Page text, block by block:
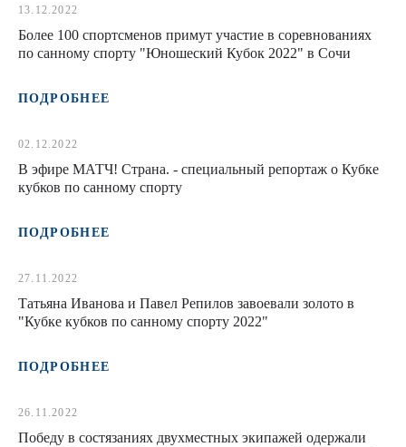
13.12.2022
Более 100 спортсменов примут участие в соревнованиях
по санному спорту "Юношеский Кубок 2022" в Сочи
ПОДРОБНЕЕ
02.12.2022
В эфире МАТЧ! Страна. - специальный репортаж о Кубке
кубков по санному спорту
ПОДРОБНЕЕ
27.11.2022
Татьяна Иванова и Павел Репилов завоевали золото в
"Кубке кубков по санному спорту 2022"
ПОДРОБНЕЕ
26.11.2022
Победу в состязаниях двухместных экипажей одержали